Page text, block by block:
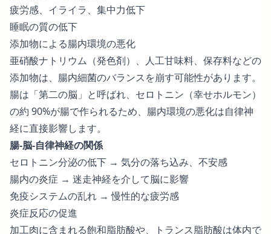
疲労感、イライラ、集中力低下
睡眠の質の低下
添加物による腸内環境の悪化
亜硝酸ナトリウム（発色剤）、人工甘味料、保存料などの
添加物は、腸内細菌のバランスを崩す可能性があります。
腸は「第二の脳」と呼ばれ、セロトニン（幸せホルモン）
の約 90%が腸で作られるため、腸内環境の悪化は自律神
経に直接影響します。
腸-脳-自律神経の関係
セロトニン分泌の低下 → 気分の落ち込み、不安感
腸内の炎症 → 迷走神経を介して脳に影響
免疫システムの乱れ → 慢性的な疲労感
炎症反応の促進
加工肉に含まれる飽和脂肪酸や、トランス脂肪酸は体内で